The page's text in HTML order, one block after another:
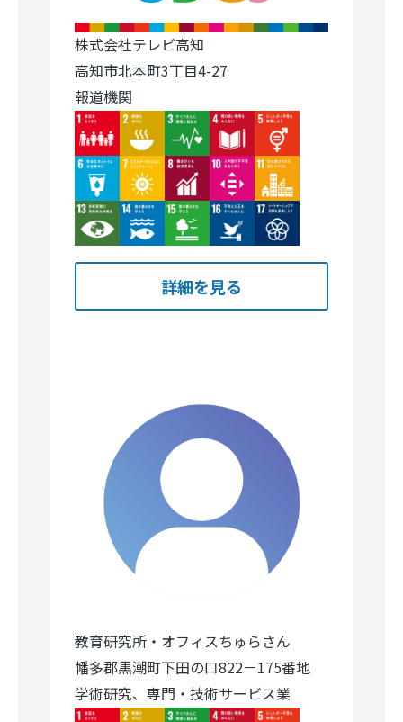
株式会社テレビ高知
高知市北本町3丁目4-27
報道機関
Image
Image Image Image Image
Image Image Image Image Image
Image Image Image Image Image
詳細を見る
教育研究所・オフィスちゅらさん
幡多郡黒潮町下田の口822－175番地
学術研究、専門・技術サービス業